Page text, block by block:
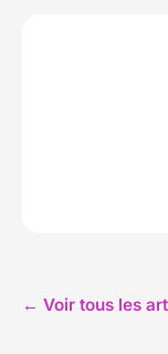
← Voir tous les